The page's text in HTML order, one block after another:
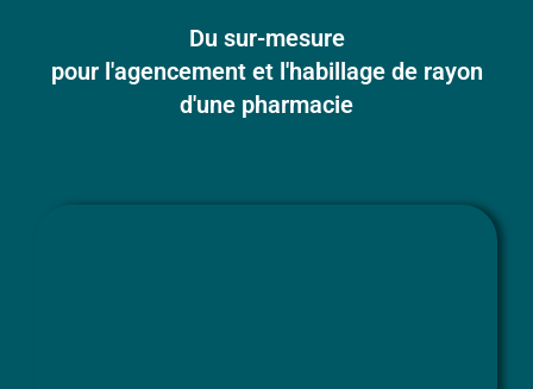
Du sur-mesure
pour l'agencement et l'habillage de rayon
d'une pharmacie